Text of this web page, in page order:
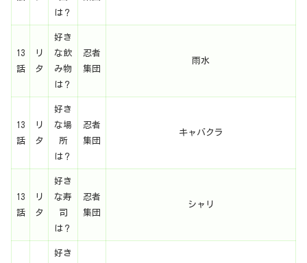
は？
13
話
リ
タ
好き
な飲
み物
は？
忍者
集団
雨水
13
話
リ
タ
好き
な場
所
は？
忍者
集団
キャバクラ
13
話
リ
タ
好き
な寿
司
は？
忍者
集団
シャリ
好き